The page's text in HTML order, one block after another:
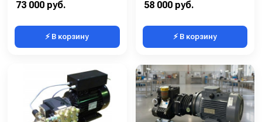
73 000 руб.
⚡ В корзину
58 000 руб.
⚡ В корзину